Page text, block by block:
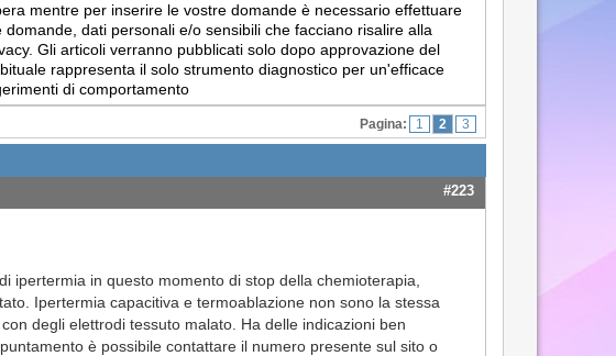
mentre per inserire le vostre domande è necessario effettuare
dati personali e/o sensibili che facciano risalire alla
Gli articoli verranno pubblicati solo dopo approvazione del
rappresenta il solo strumento diagnostico per un'efficace
di comportamento
Pagina: 1 2 3
#223
ipertermia in questo momento di stop della chemioterapia,
Ipertermia capacitiva e termoablazione non sono la stessa
degli elettrodi tessuto malato. Ha delle indicazioni ben
è possibile contattare il numero presente sul sito o